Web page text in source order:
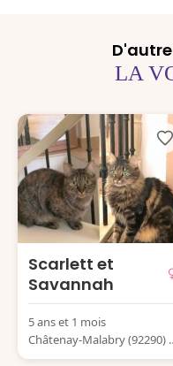
LA
Scarlett et
Savannah
5 ans et 1 mois
Châtenay-Malabry (92290) F
rance